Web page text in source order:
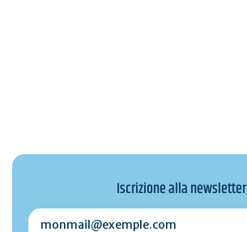
Iscrizione alla newsletter
monmail@exemple.com